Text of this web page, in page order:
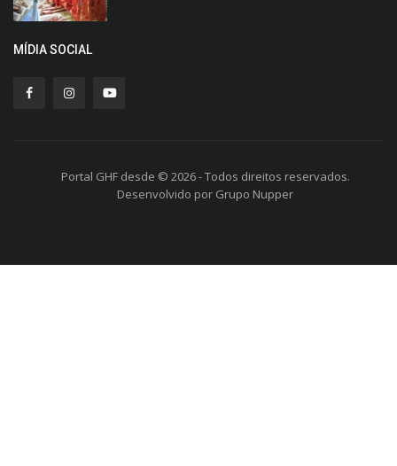
MÍDIA SOCIAL
Portal GHF desde © 2026 - Todos direitos reservados.
Desenvolvido por Grupo Nupper